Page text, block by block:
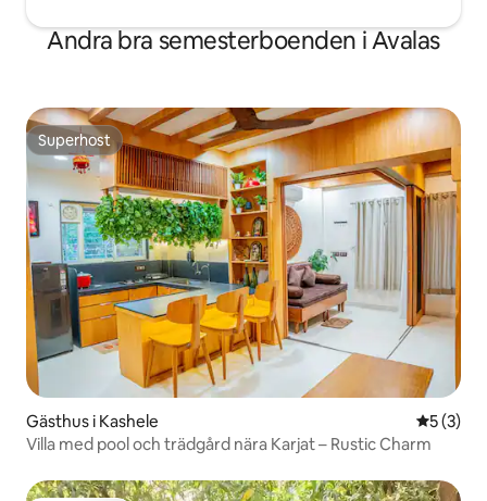
Andra bra semesterboenden i Avalas
Superhost
Superhost
Gästhus i Kashele 5 av 5 i
5 (3)
Villa med pool och trädgård nära Karjat – Rustic Charm